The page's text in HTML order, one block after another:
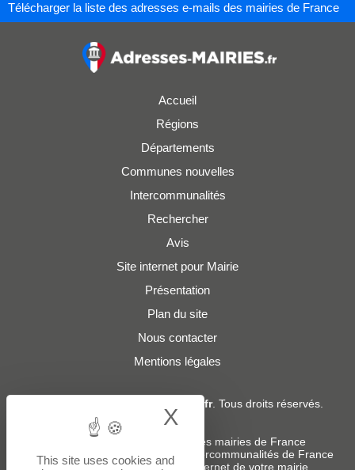
Télécharger la liste des adresses e-mails des mairies de France
Accueil
Régions
Départements
Communes nouvelles
Intercommunalités
Rechercher
Avis
Site internet pour Mairie
Présentation
Plan du site
Nous contacter
Mentions légales
Adresses-Mairies.fr. Tous droits réservés.
Services :
Liste des adresses e-mails des mairies de France
Liste des adresses e-mails des intercommunalités de France
-Création ou refonte du site internet de votre mairie
This site uses cookies and
X